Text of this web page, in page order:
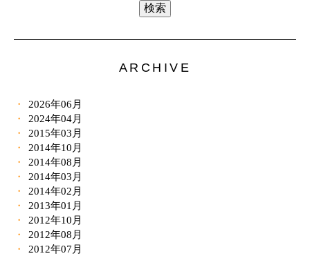
ARCHIVE
2026年06月
2024年04月
2015年03月
2014年10月
2014年08月
2014年03月
2014年02月
2013年01月
2012年10月
2012年08月
2012年07月